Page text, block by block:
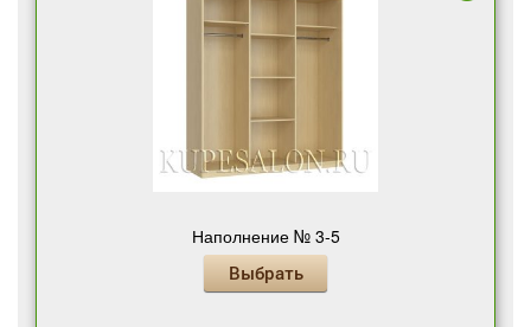
Наполнение № 3-5
Выбрать